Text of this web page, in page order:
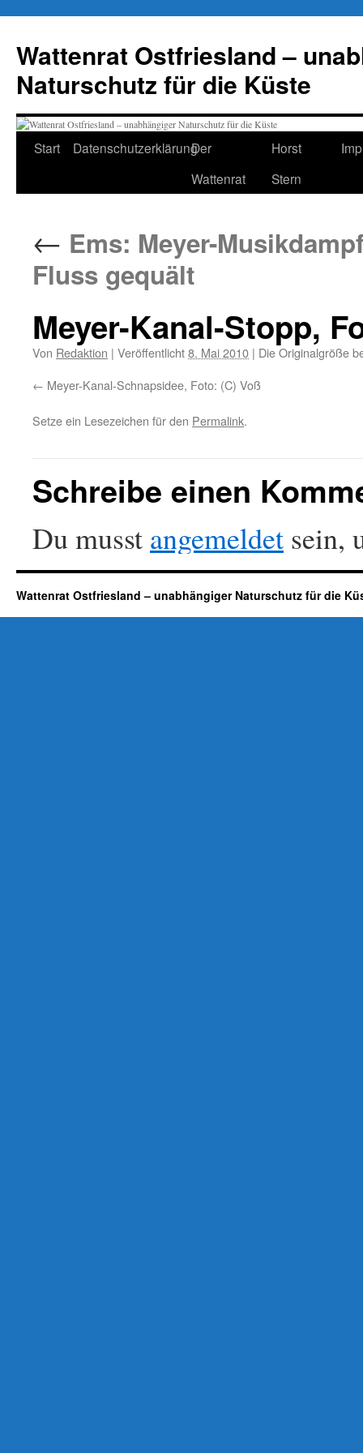
springen
Wattenrat Ostfriesland –
Naturschutz für die Küste
Start DatenschutzerklärungDer
Wattenrat
Horst
Stern
← Ems: Meyer-
Fluss gequält
Meyer-Kanal-Stopp,
Von Redaktion | Veröffentlicht8. Mai 2010 | Die Originalgröße
Meyer-Kanal-Schnapsidee, Foto: (C) Voß
Setze ein Lesezeichen für den Permalink.
Schreibe einen
Du musst angemeldet sein,
Wattenrat Ostfriesland – unabhängiger Naturschutz für die